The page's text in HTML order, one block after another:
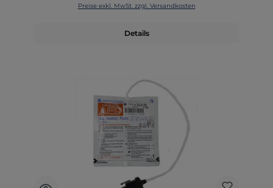
Preise exkl. MwSt. zzgl. Versandkosten
Details